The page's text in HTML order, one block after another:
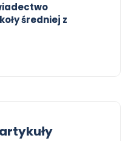
średniej z